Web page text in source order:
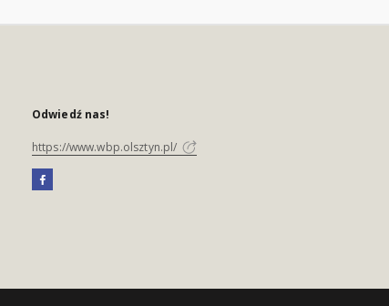
Odwiedź nas!
https://www.wbp.olsztyn.pl/